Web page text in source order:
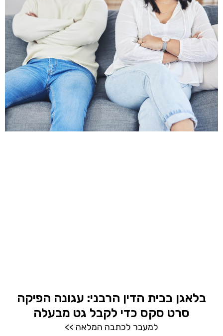
בלאגן בבית הדין הרבני: עגונה הפיקה
סרט סקס כדי לקבל גט מבעלה
למעבר לכתבה המלאה >>